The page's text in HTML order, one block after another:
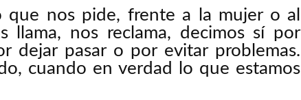
que nos pide, frente a la mujer o al
llama, nos reclama, decimos sí por
dejar pasar o por evitar problemas.
cuando en verdad lo que estamos